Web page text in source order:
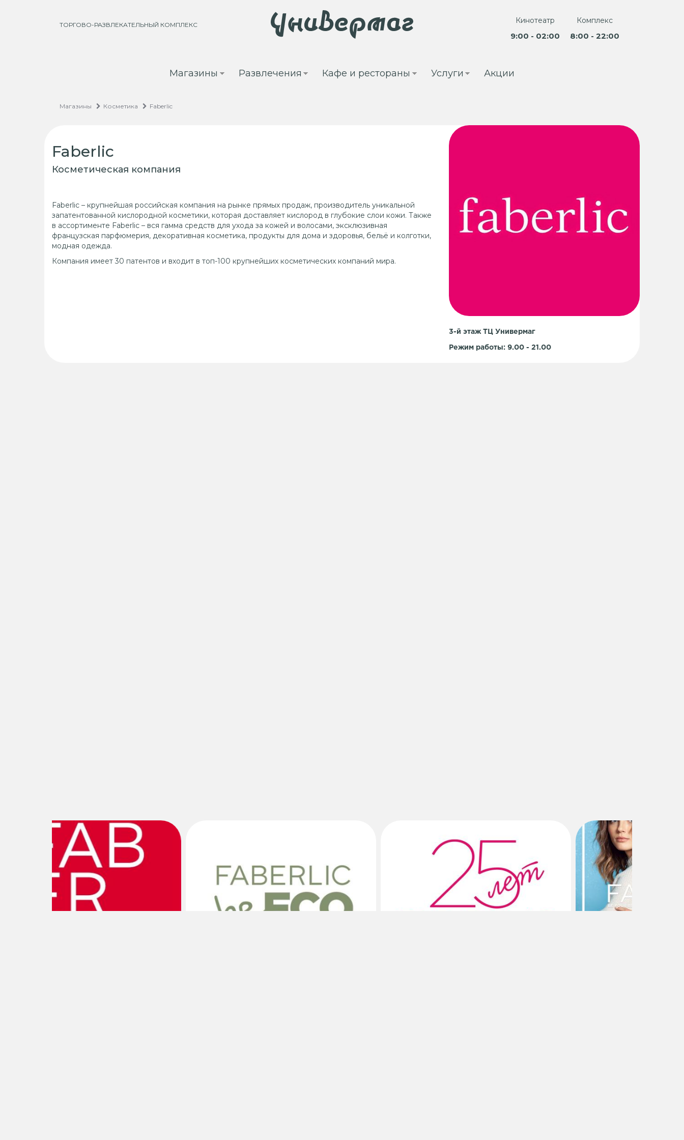
ТОРГОВО-РАЗВЛЕКАТЕЛЬНЫЙ КОМПЛЕКС Кинотеатр
9:00 - 02:00
Комплекс
8:00 - 22:00
Магазины Развлечения Кафе и рестораны Услуги Акции
Магазины Косметика Faberlic
Faberlic
Косметическая компания
Faberlic – крупнейшая российская компания на рынке прямых продаж, производитель уникальной
запатентованной кислородной косметики, которая доставляет кислород в глубокие слои кожи. Также
в ассортименте Faberlic – вся гамма средств для ухода за кожей и волосами, эксклюзивная
французская парфюмерия, декоративная косметика, продукты для дома и здоровья, бельё и колготки,
модная одежда.
Компания имеет 30 патентов и входит в топ-100 крупнейших косметических компаний мира.
3-й этаж ТЦ Универмаг
Режим работы: 9.00 - 21.00